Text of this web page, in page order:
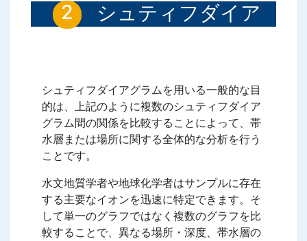
シュティフダイア
シュティフダイアグラムを用いる一般的な目
的は、上記のように複数のシュティフダイア
グラム間の関係を比較することによって、帯
水層または場所に関する全体的な分析を行う
ことです。
水文地質学者や地球化学者はサンプルに存在
する主要なイオンを迅速に特定できます。そ
して単一のグラフではなく複数のグラフを比
較することで、異なる場所・深度、帯水層の